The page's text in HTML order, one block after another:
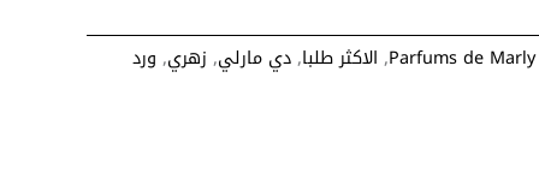
Parfums de Marly
, الاكثر طلبا,دي مارلي, زهري, ورد